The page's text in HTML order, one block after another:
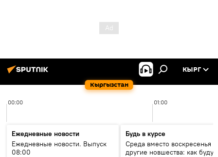
Кыргызстан
КЫРГ
00:00 01:00
Ежедневные новости
Ежедневные новости. Выпуск
08:00
Будь в курсе
Среда вместо воскресенья и
другие новшества: как будут